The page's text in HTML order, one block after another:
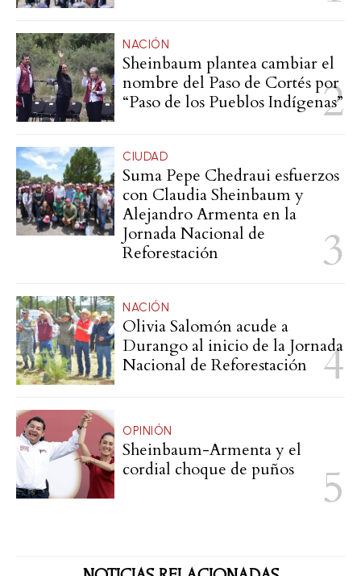
NACIÓN
Sheinbaum plantea cambiar el
nombre del Paso de Cortés por
“Paso de los Pueblos Indígenas”
CIUDAD
Suma Pepe Chedraui esfuerzos
con Claudia Sheinbaum y
Alejandro Armenta en la
Jornada Nacional de
Reforestación
NACIÓN
Olivia Salomón acude a
Durango al inicio de la Jornada
Nacional de Reforestación
OPINIÓN
Sheinbaum-Armenta y el
cordial choque de puños